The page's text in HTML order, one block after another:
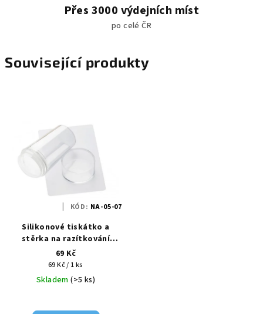
Přes 3000 výdejních míst
po celé ČR
Související produkty
Silikonové tiskátko a
stěrka na razítkování
nehtů čiré
69 Kč
Měrná
cena:
69 Kč / 1 ks
Skladem(>5 ks)
KÓD: NA-05-07